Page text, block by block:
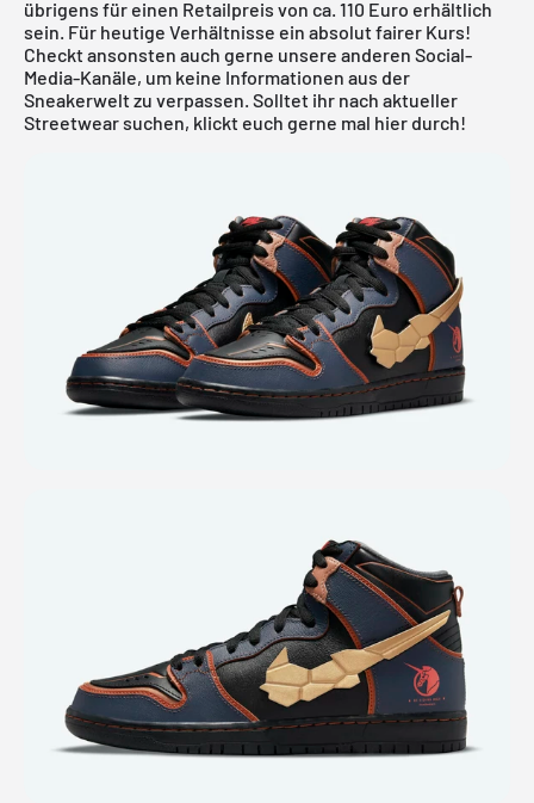
übrigens für einen Retailpreis von ca. 110 Euro erhältlich
sein. Für heutige Verhältnisse ein absolut fairer Kurs!
Checkt ansonsten auch gerne unsere anderen Social-
Media-Kanäle, um keine Informationen aus der
Sneakerwelt zu verpassen. Solltet ihr nach aktueller
Streetwearsuchen, klickt euch gerne mal hier durch!